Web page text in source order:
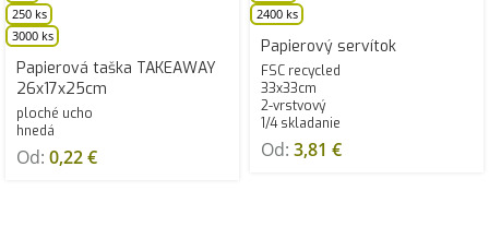
250 ks
3000 ks
Papierová taška TAKEAWAY
26x17x25cm
ploché ucho
hnedá
Od: 0,22€
2400 ks
Papierový servítok
FSC recycled
33x33cm
2-vrstvový
1/4 skladanie
Od: 3,81 €